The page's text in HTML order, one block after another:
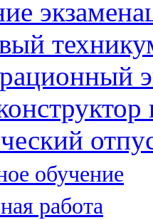
обучение
работа